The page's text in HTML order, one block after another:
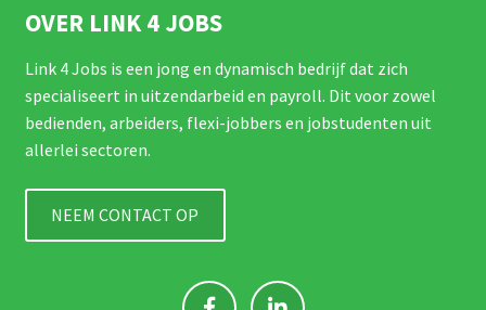
OVER LINK 4 JOBS
Link 4 Jobs is een jong en dynamisch bedrijf dat zich
specialiseert in uitzendarbeid en payroll. Dit voor zowel
bedienden, arbeiders, flexi-jobbers en jobstudenten uit
allerlei sectoren.
NEEM CONTACT OP